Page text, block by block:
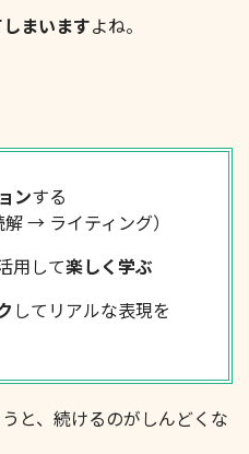
まいますよね。
ンする
→ ライティング）
用して楽しく学ぶ
してリアルな表現を
と、続けるのがしんどくな